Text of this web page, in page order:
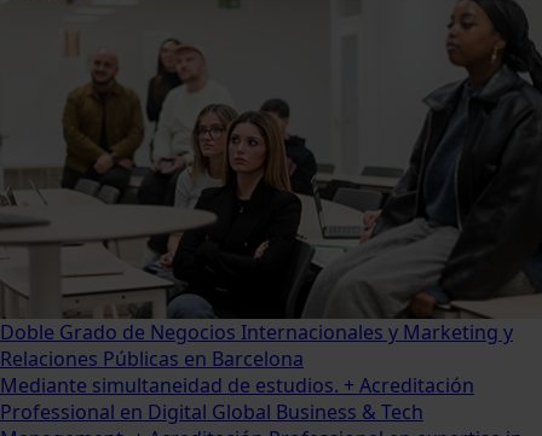
Doble Grado de Negocios Internacionales y Marketing y
Relaciones Públicas en Barcelona
Mediante simultaneidad de estudios. + Acreditación
Professional en Digital Global Business & Tech